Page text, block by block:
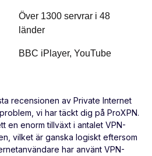
Över 1300 servrar i 48
länder
BBC iPlayer, YouTube
recensionen av Private Internet
vi har täckt dig på ProXPN.
en enorm tillväxt i antalet VPN-
vilket är ganska logiskt eftersom
har använt VPN-